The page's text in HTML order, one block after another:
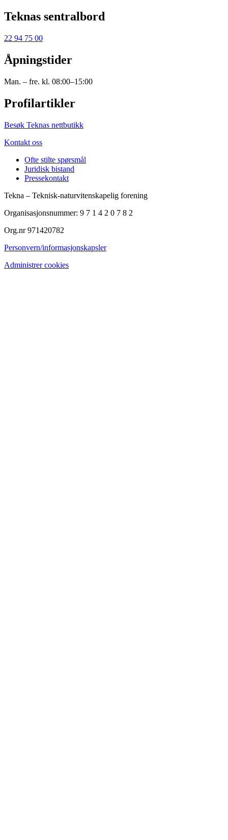
Teknas sentralbord
22 94 75 00
Åpningstider
Man. – fre. kl. 08:00–15:00
Profilartikler
Besøk Teknas nettbutikk
Kontakt oss
Ofte stilte spørsmål
Juridisk bistand
Pressekontakt
Tekna – Teknisk-naturvitenskapelig forening
Organisasjonsnummer: 9 7 1 4 2 0 7 8 2
Org.nr 971420782
Personvern/informasjonskapsler
Administrer cookies